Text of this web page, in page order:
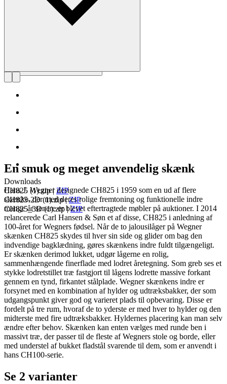
Downloads
CH825 (1).zip|ZIP
CH825-2D (1).zip|ZIP
CH825_3D (1).zip|ZIP
En smuk og meget anvendelig skænk
Hans J. Wegner designede CH825 i 1959 som en ud af flere
skænke, der med deres rolige fremtoning og funktionelle indre
mange år senere er blevet eftertragtede møbler på auktioner. I 2014
relancerede Carl Hansen & Søn et af disse, CH825 i anledning af
100-året for Wegners fødsel. Når de to jalousilåger på Wegner
skænken CH825 skydes til hver sin side og glider om bag den
indvendige bagklædning, gøres skænkens indre fuldt tilgængeligt.
Er skænken derimod lukket, udgør lågerne en rolig,
sammenhængende finerflade med lodret åretegning. Som greb ses et
stykke lodretstillet træ fastgjort til lågens lodrette massive forkant
gennem en tynd, firkantet stålplade. Wegner skænkens indre er
forsynet med en kombination af hylder og udtræksbakker, der som
udgangspunkt giver god og varieret plads til opbevaring. Disse er
fordelt på tre rum, hvoraf de to yderste er med hver to hylder og den
midterste med fire udtræksbakker. Hyldernes placering kan man selv
ændre efter behov. Skænken kan enten vælges med runde ben i
massivt træ, der passer til de fleste af Wegners stole og borde, eller
med understel af bukket fladstål svarende til dem, som er anvendt i
hans CH100-serie.
Se 2 varianter